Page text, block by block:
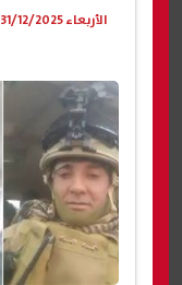
الأربعاء 31/12/2025 03:13 م